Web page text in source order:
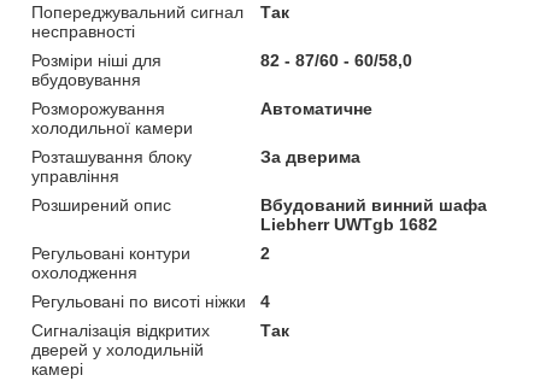
Попереджувальний сигнал
несправності
Так
Розміри ніші для
вбудовування
82 - 87/60 - 60/58,0
Розморожування
холодильної камери
Автоматичне
Розташування блоку
управління
За дверима
Розширений опис
Вбудований винний шафа
Liebherr UWTgb 1682
Регульовані контури
охолодження
2
Регульовані по висоті ніжки
4
Сигналізація відкритих
дверей у холодильній
камері
Так